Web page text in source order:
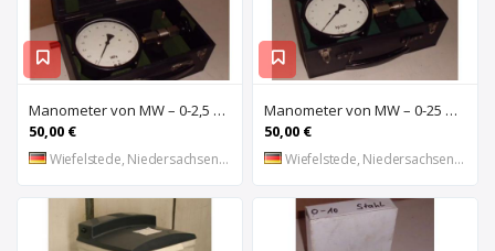
Manometer von MW – 0-2,5 bar
50,00 €
Wiefelstede, Niedersachsen, DE
Manometer von MW – 0-25 bar
50,00 €
Wiefelstede, Niedersachsen, DE